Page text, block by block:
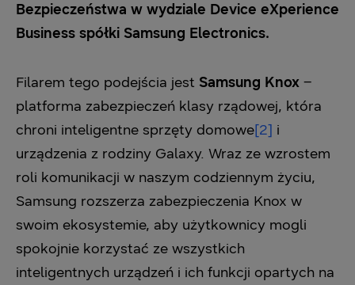
Bezpieczeństwa w wydziale Device eXperience
Business spółki Samsung Electronics.
Filarem tego podejścia jest Samsung Knox –
platforma zabezpieczeń klasy rządowej, która
chroni inteligentne sprzęty domowe[2] i
urządzenia z rodziny Galaxy. Wraz ze wzrostem
roli komunikacji w naszym codziennym życiu,
Samsung rozszerza zabezpieczenia Knox w
swoim ekosystemie, aby użytkownicy mogli
spokojnie korzystać ze wszystkich
inteligentnych urządzeń i ich funkcji opartych na